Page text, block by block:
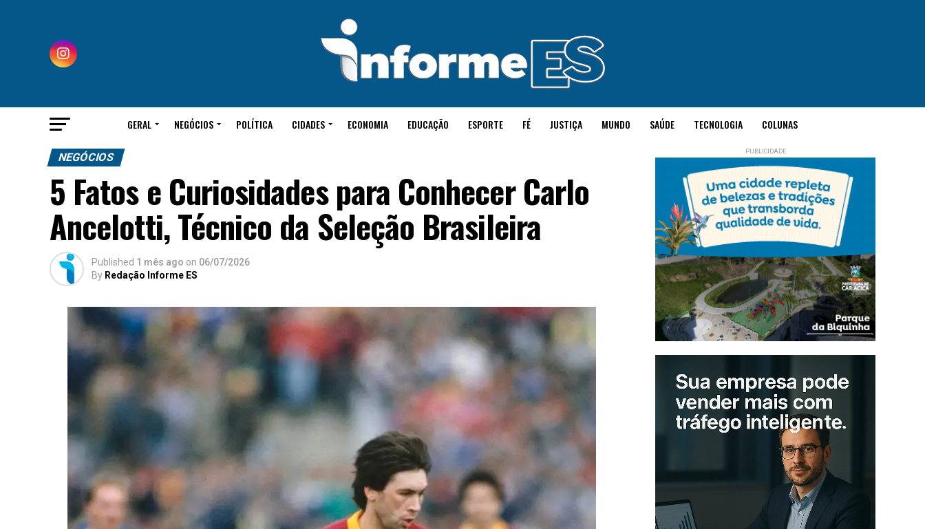
GERAL NEGÓCIOS POLÍTICA CIDADES ECONOMIA EDUCAÇÃO ESPORTE FÉ JUSTIÇA MUNDO SAÚDE TECNOLOGIA COLUNAS
NEGÓCIOS
5 Fatos e Curiosidades para Conhecer Carlo
Ancelotti, Técnico da Seleção Brasileira
Published 1 mês ago on 06/07/2026
By Redação Informe ES